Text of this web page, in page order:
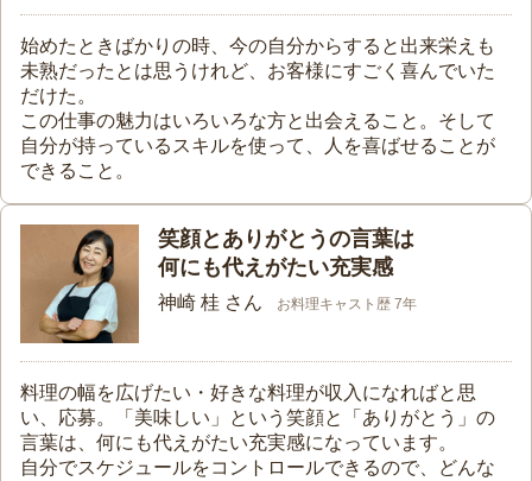
始めたときばかりの時、今の自分からすると出来栄えも
未熟だったとは思うけれど、お客様にすごく喜んでいた
だけた。
この仕事の魅力はいろいろな方と出会えること。そして
自分が持っているスキルを使って、人を喜ばせることが
できること。
笑顔とありがとうの言葉は
何にも代えがたい充実感
神崎 桂 さん お料理キャスト歴 7年
料理の幅を広げたい・好きな料理が収入になればと思
い、応募。「美味しい」という笑顔と「ありがとう」の
言葉は、何にも代えがたい充実感になっています。
自分でスケジュールをコントロールできるので、どんな